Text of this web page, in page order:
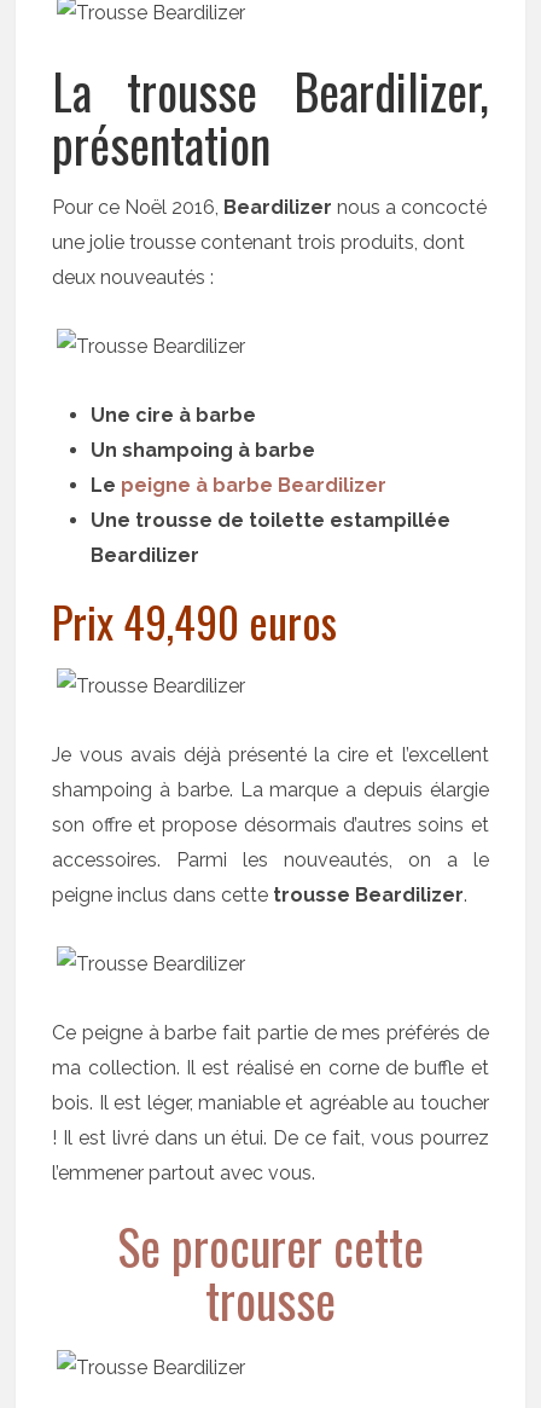
La trousse Beardilizer,
présentation
Pour ce Noël 2016, Beardilizer nous a concocté
une jolie trousse contenant trois produits, dont
deux nouveautés :
Une cire à barbe
Un shampoing à barbe
Le peigne à barbe Beardilizer
Une trousse de toilette estampillée
Beardilizer
Prix 49,490 euros
Je vous avais déjà présenté la cire et l’excellent
shampoing à barbe. La marque a depuis élargie
son offre et propose désormais d’autres soins et
accessoires. Parmi les nouveautés, on a le
peigne inclus dans cette trousse Beardilizer.
Ce peigne à barbe fait partie de mes préférés de
ma collection. Il est réalisé en corne de buffle et
bois. Il est léger, maniable et agréable au toucher
! Il est livré dans un étui. De ce fait, vous pourrez
l’emmener partout avec vous.
Se procurer cette
trousse